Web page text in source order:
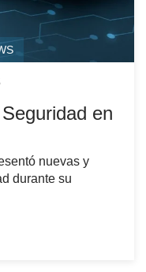
en
nuevas y
durante su